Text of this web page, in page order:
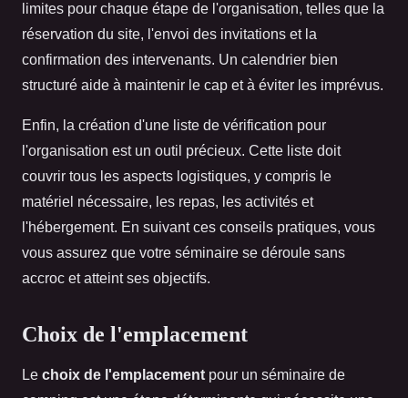
limites pour chaque étape de l'organisation, telles que la
réservation du site, l'envoi des invitations et la
confirmation des intervenants. Un calendrier bien
structuré aide à maintenir le cap et à éviter les imprévus.
Enfin, la création d'une liste de vérification pour
l'organisation est un outil précieux. Cette liste doit
couvrir tous les aspects logistiques, y compris le
matériel nécessaire, les repas, les activités et
l'hébergement. En suivant ces conseils pratiques, vous
vous assurez que votre séminaire se déroule sans
accroc et atteint ses objectifs.
Choix de l'emplacement
Le choix de l'emplacement pour un séminaire de